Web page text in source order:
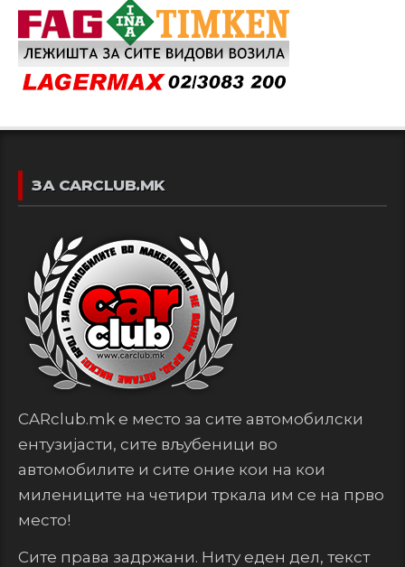
ЗА CARCLUB.MK
CARclub.mk е место за сите автомобилски
ентузијасти, сите вљубеници во
автомобилите и сите оние кои на кои
милениците на четири тркала им се на прво
место!
Сите права задржани. Ниту еден дел, текст